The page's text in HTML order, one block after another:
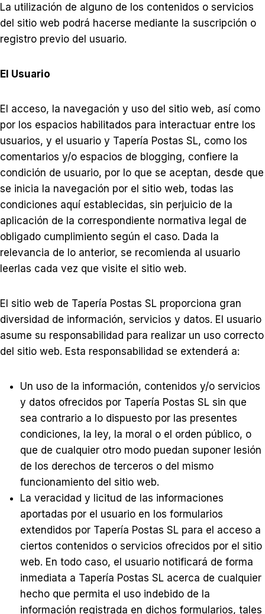
La utilización de alguno de los contenidos o servicios
del sitio web podrá hacerse mediante la suscripción o
registro previo del usuario.
El Usuario
El acceso, la navegación y uso del sitio web, así como
por los espacios habilitados para interactuar entre los
usuarios, y el usuario y Tapería Postas SL, como los
comentarios y/o espacios de blogging, confiere la
condición de usuario, por lo que se aceptan, desde que
se inicia la navegación por el sitio web, todas las
condiciones aquí establecidas, sin perjuicio de la
aplicación de la correspondiente normativa legal de
obligado cumplimiento según el caso. Dada la
relevancia de lo anterior, se recomienda al usuario
leerlas cada vez que visite el sitio web.
El sitio web de Tapería Postas SL proporciona gran
diversidad de información, servicios y datos. El usuario
asume su responsabilidad para realizar un uso correcto
del sitio web. Esta responsabilidad se extenderá a:
Un uso de la información, contenidos y/o servicios
y datos ofrecidos por Tapería Postas SL sin que
sea contrario a lo dispuesto por las presentes
condiciones, la ley, la moral o el orden público, o
que de cualquier otro modo puedan suponer lesión
de los derechos de terceros o del mismo
funcionamiento del sitio web.
La veracidad y licitud de las informaciones
aportadas por el usuario en los formularios
extendidos por Tapería Postas SL para el acceso a
ciertos contenidos o servicios ofrecidos por el sitio
web. En todo caso, el usuario notificará de forma
inmediata a Tapería Postas SL acerca de cualquier
hecho que permita el uso indebido de la
información registrada en dichos formularios, tales